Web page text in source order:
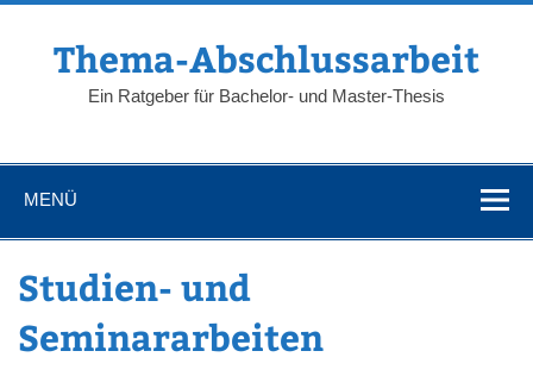
Zum
springenThema-Abschlussarbeit
Ein Ratgeber für Bachelor- und Master-Thesis
MENÜ
Studien- und
Seminararbeiten